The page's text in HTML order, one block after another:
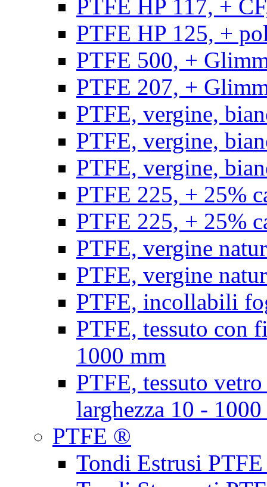
PTFE HP 117, +
PTFE HP 125, +
PTFE 500, +
PTFE 207, +
PTFE, vergine,
PTFE, vergine,
PTFE, vergine,
PTFE 225, + 25%
PTFE 225, + 25%
PTFE, vergine
PTFE, vergine
PTFE, incollabili
PTFE, tessuto con
1000 mm
PTFE, tessuto
larghezza 10 -
PTFE ®
Tondi Estrusi